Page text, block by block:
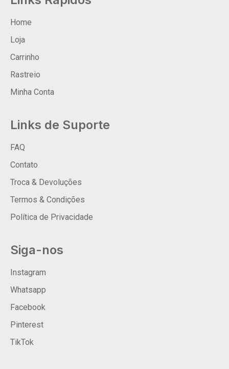
Home
Loja
Carrinho
Rastreio
Minha Conta
Links de Suporte
FAQ
Contato
Troca & Devoluções
Termos & Condições
Política de Privacidade
Siga-nos
Instagram
Whatsapp
Facebook
Pinterest
TikTok